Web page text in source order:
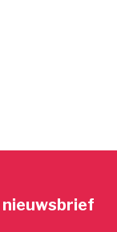
nieuwsbrief